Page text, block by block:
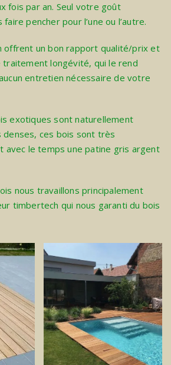
fois par an. Seul votre goût
pencher pour l’une ou l’autre.
offrent un bon rapport qualité/prix et
longévité, qui le rend
entretien nécessaire de votre
exotiques sont naturellement
ces bois sont très
le temps une patine gris argent
nous travaillons principalement
timbertech qui nous garanti du bois